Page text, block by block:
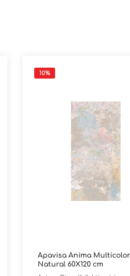
10%
Apavisa Anima Multicolor
Natural 60X120 cm